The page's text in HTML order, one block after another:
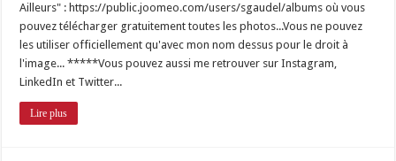
Ailleurs" : https://public.joomeo.com/users/sgaudel/albums où vous
pouvez télécharger gratuitement toutes les photos...Vous ne pouvez
les utiliser officiellement qu'avec mon nom dessus pour le droit à
l'image... *****Vous pouvez aussi me retrouver sur Instagram,
LinkedIn et Twitter...
Lire plus